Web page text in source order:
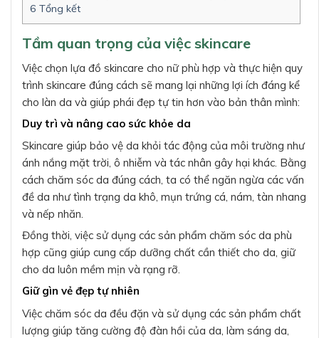
6 Tổng kết
Tầm quan trọng của việc skincare
Việc chọn lựa đồ skincare cho nữ phù hợp và thực hiện quy
trình skincare đúng cách sẽ mang lại những lợi ích đáng kể
cho làn da và giúp phái đẹp tự tin hơn vào bản thân mình:
Duy trì và nâng cao sức khỏe da
Skincare giúp bảo vệ da khỏi tác động của môi trường như
ánh nắng mặt trời, ô nhiễm và tác nhân gây hại khác. Bằng
cách chăm sóc da đúng cách, ta có thể ngăn ngừa các vấn
đề da như tình trạng da khô, mụn trứng cá, nám, tàn nhang
và nếp nhăn.
Đồng thời, việc sử dụng các sản phẩm chăm sóc da phù
hợp cũng giúp cung cấp dưỡng chất cần thiết cho da, giữ
cho da luôn mềm mịn và rạng rỡ.
Giữ gìn vẻ đẹp tự nhiên
Việc chăm sóc da đều đặn và sử dụng các sản phẩm chất
lượng giúp tăng cường độ đàn hồi của da, làm sáng da,